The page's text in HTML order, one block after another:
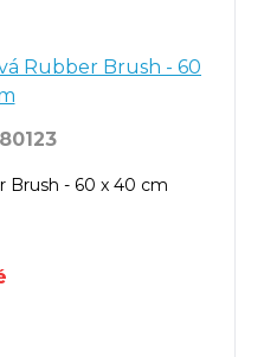
Rubber Brush - 60
Brush - 60 x 40 cm